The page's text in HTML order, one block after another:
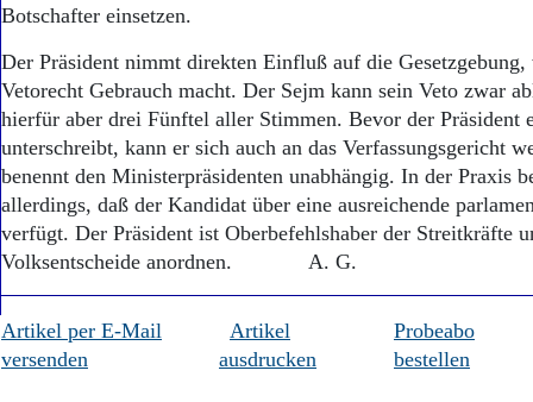
Botschafter einsetzen.
Der Präsident nimmt direkten Einfluß auf die Gesetzgebung,
Vetorecht Gebrauch macht. Der Sejm kann sein Veto zwar
hierfür aber drei Fünftel aller Stimmen. Bevor der Präsident
unterschreibt, kann er sich auch an das Verfassungsgericht
benennt den Ministerpräsidenten unabhängig. In der Praxis
allerdings, daß der Kandidat über eine ausreichende
verfügt. Der Präsident ist Oberbefehlshaber der Streitkräfte
Volksentscheide anordnen. A. G.
Artikel per E-Mail
versenden
Artikel
ausdrucken
Probeabo
bestellen